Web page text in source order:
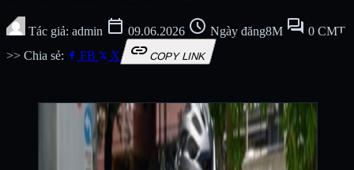
Tác giả: admin calendar_today 09.06.2026 schedule Ngày đăng8M forum 0 CMT
>> Chia sẻ:
FB X linkCOPY LINK